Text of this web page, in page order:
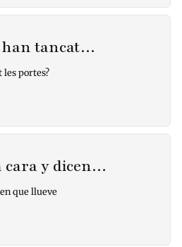
han tancat…
les portes?
cara y dicen…
que llueve